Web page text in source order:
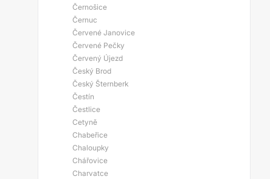
Černošice
Černuc
Červené Janovice
Červené Pečky
Červený Újezd
Český Brod
Český Šternberk
Čestín
Čestlice
Cetyně
Chabeřice
Chaloupky
Chářovice
Charvatce